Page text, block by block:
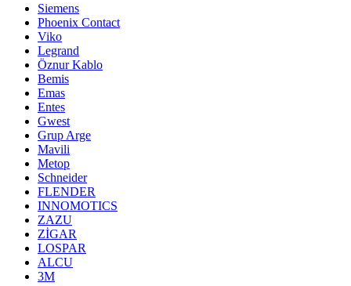
Siemens
Phoenix Contact
Viko
Legrand
Öznur Kablo
Bemis
Emas
Entes
Gwest
Grup Arge
Mavili
Metop
Schneider
FLENDER
INNOMOTICS
ZAZU
ZİGAR
LOSPAR
ALCU
3M